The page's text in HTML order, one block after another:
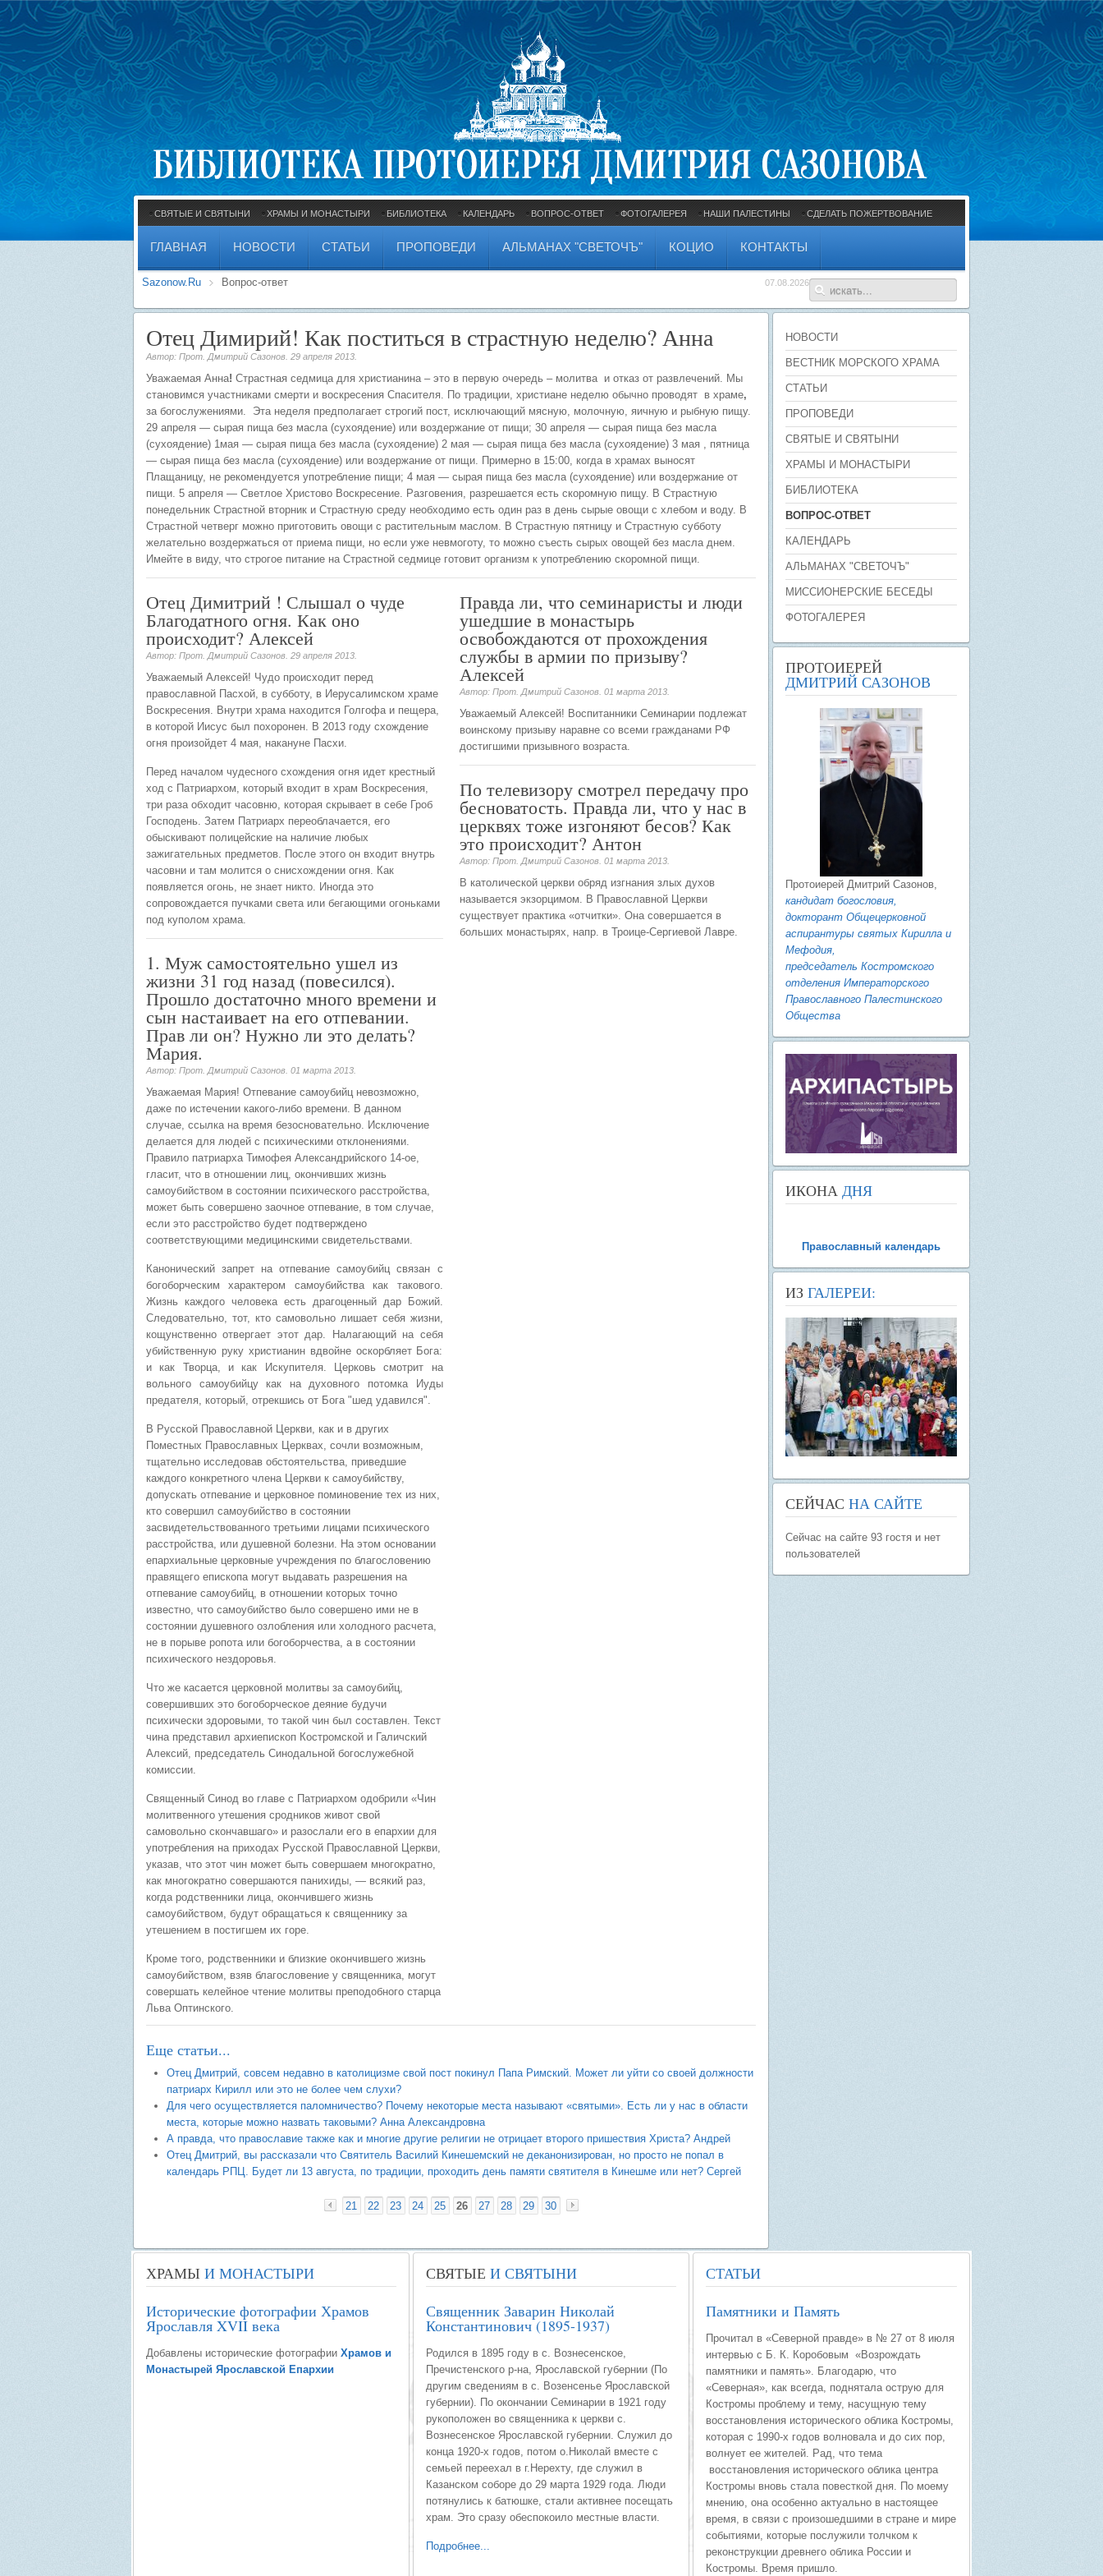
СВЯТЫЕ И СВЯТЫНИ ХРАМЫ И МОНАСТЫРИ БИБЛИОТЕКА КАЛЕНДАРЬ ВОПРОС-ОТВЕТ ФОТОГАЛЕРЕЯ НАШИ ПАЛЕСТИНЫ СДЕЛАТЬ ПОЖЕРТВОВАНИЕ
ГЛАВНАЯ НОВОСТИ СТАТЬИ ПРОПОВЕДИ АЛЬМАНАХ "СВЕТОЧЪ" КОЦИО КОНТАКТЫ
07.08.2026
Sazonow.Ru Вопрос-ответ
Отец Димирий! Как поститься в страстную неделю? Анна
Автор: Прот. Дмитрий Сазонов. 29 апреля 2013
Уважаемая Анна! Страстная седмица для христианина – это в первую очередь – молитва и отказ от развлечений. Мы
становимся участниками смерти и воскресения Спасителя. По традиции, христиане неделю обычно проводят в храме,
за богослужениями.
Эта неделя предполагает строгий пост, исключающий мясную, молочную, яичную и рыбную пищу.
29 апреля — сырая пища без масла (сухоядение) или воздержание от пищи; 30 апреля — сырая пища без масла
(сухоядение) 1мая — сырая пища без масла (сухоядение) 2 мая — сырая пища без масла (сухоядение) 3 мая , пятница
— сырая пища без масла (сухоядение) или воздержание от пищи. Примерно в 15:00, когда в храмах выносят
Плащаницу, не рекомендуется употребление пищи; 4 мая — сырая пища без масла (сухоядение) или воздержание от
пищи. 5 апреля — Светлое Христово Воскресение. Разговения, разрешается есть скоромную пищу. В Страстную
понедельник Страстной вторник и Страстную среду необходимо есть один раз в день сырые овощи с хлебом и воду. В
Страстной четверг можно приготовить овощи с растительным маслом. В Страстную пятницу и Страстную субботу
желательно воздержаться от приема пищи, но если уже невмоготу, то можно съесть сырых овощей без масла днем.
Имейте в виду, что строгое питание на Страстной седмице готовит организм к употреблению скоромной пищи.
Отец Димитрий ! Слышал о чуде
Благодатного огня. Как оно
происходит? Алексей
Автор: Прот. Дмитрий Сазонов. 29 апреля 2013
Уважаемый Алексей! Чудо происходит перед
православной Пасхой, в субботу, в Иерусалимском храме
Воскресения. Внутри храма находится Голгофа и пещера,
в которой Иисус был похоронен. В 2013 году схождение
огня произойдет 4 мая, накануне Пасхи.
Перед началом чудесного схождения огня идет крестный
ход с Патриархом, который входит в храм Воскресения,
три раза обходит часовню, которая скрывает в себе Гроб
Господень. Затем Патриарх переоблачается, его
обыскивают полицейские на наличие любых
зажигательных предметов. После этого он входит внутрь
часовни и там молится о снисхождении огня. Как
появляется огонь, не знает никто. Иногда это
сопровождается пучками света или бегающими огоньками
под куполом храма.
1. Муж самостоятельно ушел из
жизни 31 год назад (повесился).
Прошло достаточно много времени и
сын настаивает на его отпевании.
Прав ли он? Нужно ли это делать?
Мария.
Автор: Прот. Дмитрий Сазонов. 01 марта 2013
Уважаемая Мария! Отпевание самоубийц невозможно,
даже по истечении какого-либо времени. В данном
случае, ссылка на время безосновательно. Исключение
делается для людей с психическими отклонениями.
Правило патриарха Тимофея Александрийского 14-ое,
гласит, что в отношении лиц, окончивших жизнь
самоубийством в состоянии психического расстройства,
может быть совершено заочное отпевание, в том случае,
если это расстройство будет подтверждено
соответствующими медицинскими свидетельствами.
Канонический запрет на отпевание самоубийц связан с
богоборческим характером самоубийства как такового.
Жизнь каждого человека есть драгоценный дар Божий.
Следовательно, тот, кто самовольно лишает себя жизни,
кощунственно отвергает этот дар. Налагающий на себя
убийственную руку христианин вдвойне оскорбляет Бога:
и как Творца, и как Искупителя. Церковь смотрит на
вольного самоубийцу как на духовного потомка Иуды
предателя, который, отрекшись от Бога "шед удавился".
В Русской Православной Церкви, как и в других
Поместных Православных Церквах, сочли возможным,
тщательно исследовав обстоятельства, приведшие
каждого конкретного члена Церкви к самоубийству,
допускать отпевание и церковное поминовение тех из них,
кто совершил самоубийство в состоянии
засвидетельствованного третьими лицами психического
расстройства, или душевной болезни. На этом основании
епархиальные церковные учреждения по благословению
правящего епископа могут выдавать разрешения на
отпевание самоубийц, в отношении которых точно
известно, что самоубийство было совершено ими не в
состоянии душевного озлобления или холодного расчета,
не в порыве ропота или богоборчества, а в состоянии
психического нездоровья.
Что же касается церковной молитвы за самоубийц,
совершивших это богоборческое деяние будучи
психически здоровыми, то такой чин был составлен. Текст
чина представил архиепископ Костромской и Галичский
Алексий, председатель Синодальной богослужебной
комиссии.
Священный Синод во главе с Патриархом одобрили «Чин
молитвенного утешения сродников живот свой
самовольно скончавшаго» и разослали его в епархии для
употребления на приходах Русской Православной Церкви,
указав, что этот чин может быть совершаем многократно,
как многократно совершаются панихиды, ― всякий раз,
когда родственники лица, окончившего жизнь
самоубийством, будут обращаться к священнику за
утешением в постигшем их горе.
Кроме того, родственники и близкие окончившего жизнь
самоубийством, взяв благословение у священника, могут
совершать келейное чтение молитвы преподобного старца
Льва Оптинского.
Правда ли, что семинаристы и люди
ушедшие в монастырь
освобождаются от прохождения
службы в армии по призыву?
Алексей
Автор: Прот. Дмитрий Сазонов. 01 марта 2013.
Уважаемый Алексей! Воспитанники Семинарии подлежат
воинскому призыву наравне со всеми гражданами РФ
достигшими призывного возраста.
По телевизору смотрел передачу про
бесноватость. Правда ли, что у нас в
церквях тоже изгоняют бесов? Как
это происходит? Антон
Автор: Прот. Дмитрий Сазонов. 01 марта 2013.
В католической церкви обряд изгнания злых духов
называется экзорцимом. В Православной Церкви
существует практика «отчитки». Она совершается в
больших монастырях, напр. в Троице-Сергиевой Лавре.
Еще статьи...
Отец Дмитрий, совсем недавно в католицизме свой пост покинул Папа Римский. Может ли уйти со своей должности
патриарх Кирилл или это не более чем слухи?
Для чего осуществляется паломничество? Почему некоторые места называют «святыми». Есть ли у нас в области
места, которые можно назвать таковыми? Анна Александровна
А правда, что православие также как и многие другие религии не отрицает второго пришествия Христа? Андрей
Отец Дмитрий, вы рассказали что Святитель Василий Кинешемский не деканонизирован, но просто не попал в
календарь РПЦ. Будет ли 13 августа, по традиции, проходить день памяти святителя в Кинешме или нет? Сергей
«
21 22 23 24 25 26 27 28 29 30
НОВОСТИ
ВЕСТНИК МОРСКОГО ХРАМА
СТАТЬИ
ПРОПОВЕДИ
СВЯТЫЕ И СВЯТЫНИ
ХРАМЫ И МОНАСТЫРИ
БИБЛИОТЕКА
ВОПРОС-ОТВЕТ
КАЛЕНДАРЬ
АЛЬМАНАХ "СВЕТОЧЪ"
МИССИОНЕРСКИЕ БЕСЕДЫ
ФОТОГАЛЕРЕЯ
ПРОТОИЕРЕЙ
ДМИТРИЙ САЗОНОВ
Протоиерей Дмитрий Сазонов,
кандидат богословия,
докторант Общецерковной
аспирантуры святых Кирилла и
Мефодия,
председатель Костромского
отделения Императорского
Православного Палестинского
Общества
ИКОНА ДНЯ
Православный календарь
ИЗ ГАЛЕРЕИ:
СЕЙЧАС НА САЙТЕ
Сейчас на сайте 93 гостя и нет
пользователей
ХРАМЫ И МОНАСТЫРИ
Исторические фотографии Храмов
Ярославля XVII века
Добавлены исторические фотографии Храмов и
Монастырей Ярославской Епархии
СВЯТЫЕ И СВЯТЫНИ
Священник Заварин Николай
Константинович (1895-1937)
Родился в 1895 году в с. Вознесенское,
Пречистенского р-на, Ярославской губернии (По
другим сведениям в с. Возенсенье Ярославской
губернии). По окончании Семинарии в 1921 году
рукоположен во священника к церкви с.
Вознесенское Ярославской губернии. Служил до
конца 1920-х годов, потом о.Николай вместе с
семьей переехал в г.Нерехту, где служил в
Казанском соборе до 29 марта 1929 года. Люди
потянулись к батюшке, стали активнее посещать
храм. Это сразу обеспокоило местные власти.
Подробнее...
СТАТЬИ
Памятники и Память
Прочитал в «Северной правде» в № 27 от 8 июля
интервью с Б. К. Коробовым «Возрождать
памятники и память». Благодарю, что
«Северная», как всегда, поднятала острую для
Костромы проблему и тему, насущную тему
восстановления исторического облика Костромы,
которая с 1990-х годов волновала и до сих пор,
волнует ее жителей. Рад, что тема
восстановления исторического облика центра
Костромы вновь стала повесткой дня. По моему
мнению, она особенно актуально в настоящее
время, в связи с произошедшими в стране и мире
событиями, которые послужили толчком к
реконструкции древнего облика России и
Костромы. Время пришло.